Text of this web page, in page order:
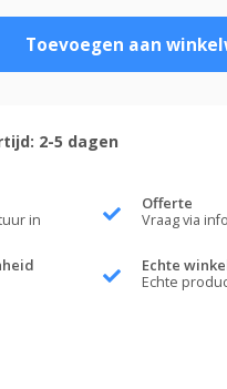
Toevoegen aan
2-5 dagen
in
Offerte
Vraag via
Echte
Echte